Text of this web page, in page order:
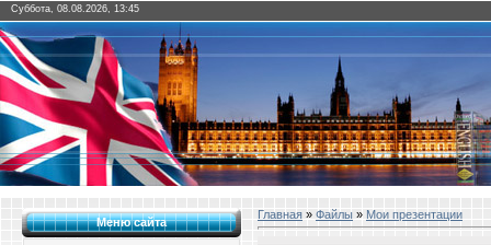
Суббота, 08.08.2026, 13:45
Меню сайта
Главная » Файлы » Мои презентации